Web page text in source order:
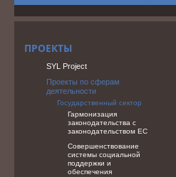
ПРОЕКТЫ
SYL Project
Проекты по сферам
деятельности
Государственный сектор
Гармонизация
законодательства с
законодательством ЕС
Совершенствование
системы социальной
поддержки и
обеспечения